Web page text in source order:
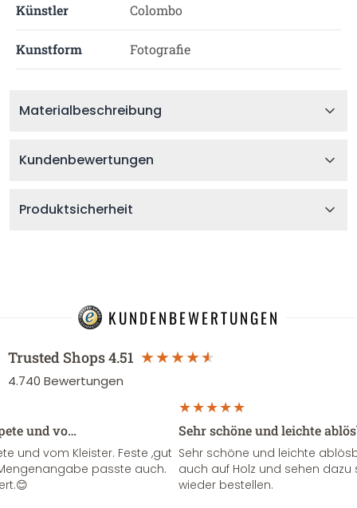
Künstler Colombo
Kunstform Fotografie
Materialbeschreibung
Kundenbewertungen
Produktsicherheit
KUNDENBEWERTUNGEN
Trusted Shops4.51
4.740 Bewertungen
und vo…
und vom Kleister. Feste ,gut
passte auch.
Sehr schöne und leichte
Sehr schöne und leichte
auch auf Holz und sehen
wieder bestellen.